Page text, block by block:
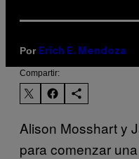
Por Erich E. Mendoza
Compartir:
Alison Mosshart y
para comenzar